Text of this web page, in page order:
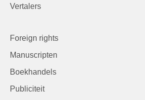
Vertalers
Foreign rights
Manuscripten
Boekhandels
Publiciteit